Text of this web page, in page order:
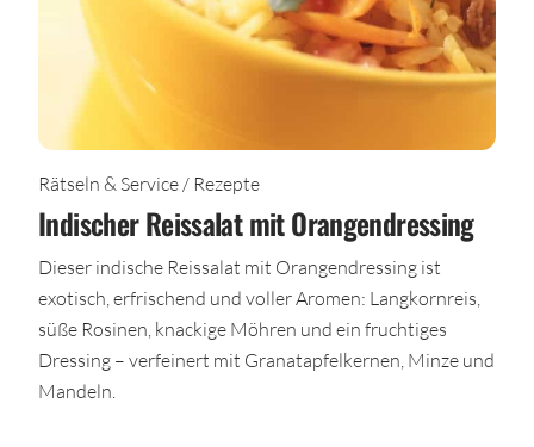
Rätseln & Service / Rezepte
Indischer Reissalat mit Orangendressing
Dieser indische Reissalat mit Orangendressing ist
exotisch, erfrischend und voller Aromen: Langkornreis,
süße Rosinen, knackige Möhren und ein fruchtiges
Dressing – verfeinert mit Granatapfelkernen, Minze und
Mandeln.